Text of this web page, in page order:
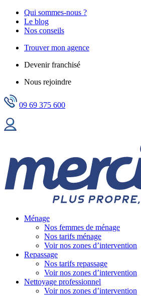
Qui sommes-nous ?
Le blog
Nos conseils
Trouver mon agence
Devenir franchisé
Nous rejoindre
09 69 375 600
Ménage
Nos femmes de ménage
Nos tarifs ménage
Voir nos zones d’intervention
Repassage
Nos tarifs repassage
Voir nos zones d’intervention
Nettoyage professionnel
Voir nos zones d’intervention